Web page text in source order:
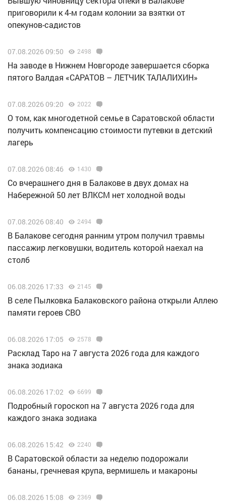
приговорили к 4-м годам колонии за взятки от
опекунов-садистов
07.08.2026 09:50 2498
Н️а заводе в Нижнем Новгороде завершается сборка
пятого Валдая «САРАТОВ – ЛЕТЧИК ТАЛАЛИХИН»
07.08.2026 09:20 2022
О том, как многодетной семье в Саратовской области
получить компенсацию стоимости путевки в детский
лагерь
07.08.2026 08:46 1430
Со вчерашнего дня в Балакове в двух домах на
Набережной 50 лет ВЛКСМ нет холодной воды
07.08.2026 08:40 2494
В Балакове сегодня ранним утром получил травмы
пассажир легковушки, водитель которой наехал на
столб
06.08.2026 17:33 2145
В селе Пылковка Балаковского района открыли Аллею
памяти героев СВО
06.08.2026 17:05 2578
Расклад Таро на 7 августа 2026 года для каждого
знака зодиака
06.08.2026 17:02 6699
Подробный гороскоп на 7 августа 2026 года для
каждого знака зодиака
06.08.2026 15:42 2240
В Саратовской области за неделю подорожали
бананы, гречневая крупа, вермишель и макароны
06.08.2026 15:08 2369